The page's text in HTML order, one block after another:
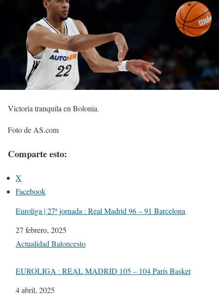
Victoria tranquila en Bolonia.
Foto de AS.com
Comparte esto:
X
Facebook
Euroliga | 27ª jornada : Real Madrid 96 – 91 Barcelona
Fecha
27 febrero, 2025
Respecto a
Actualidad Baloncesto
EUROLIGA : REAL MADRID 105 – 104 París Basket
Fecha
4 abril, 2025